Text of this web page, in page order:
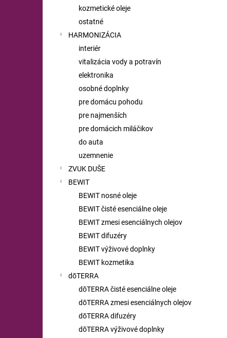
kozmetické oleje
ostatné
HARMONIZÁCIA
interiér
vitalizácia vody a potravín
elektronika
osobné doplnky
pre domácu pohodu
pre najmenších
pre domácich miláčikov
do auta
uzemnenie
ZVUK DUŠE
BEWIT
BEWIT nosné oleje
BEWIT čisté esenciálne oleje
BEWIT zmesi esenciálnych olejov
BEWIT difuzéry
BEWIT výživové doplnky
BEWIT kozmetika
dōTERRA
dōTERRA čisté esenciálne oleje
dōTERRA zmesi esenciálnych olejov
dōTERRA difuzéry
dōTERRA výživové doplnky